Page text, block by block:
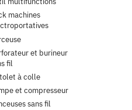
machines
et burineur
fil
à colle
et compresseur
sans fil